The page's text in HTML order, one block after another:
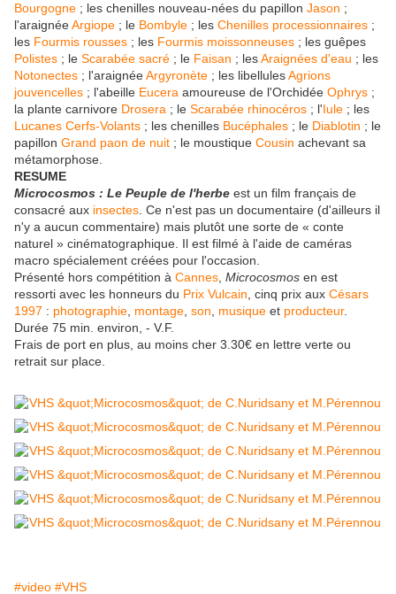
Bourgogne ; les chenilles nouveau-nées du papillon Jason ;
l'araignéeArgiope ; le Bombyle ; les Chenilles processionnaires ;
les Fourmis rousses ; les Fourmis moissonneuses ; les guêpes
Polistes ; le Scarabée sacré ; le Faisan ; lesAraignées d'eau ; les
Notonectes ; l'araignéeArgyronète ; les libellulesAgrions
jouvencelles ; l'abeille Eucera amoureuse de l'Orchidée Ophrys ;
la plante carnivore Drosera ; le Scarabée rhinocéros ; l'Iule ; les
Lucanes Cerfs-Volants ; les chenilles Bucéphales ; le Diablotin ; le
papillon Grand paon de nuit ; le moustique Cousin achevant sa
métamorphose.
RESUME
Microcosmos : Le Peuple de l'herbe est un film français de
consacré aux insectes . Ce n'est pas un documentaire (d'ailleurs il
n'y a aucun commentaire) mais plutôt une sorte de « conte
naturel » cinématographique. Il est filmé à l'aide de caméras
macro spécialement créées pour l'occasion.
Présenté hors compétition à Cannes Microcosmos en est
ressorti avec les honneurs du Prix Vulcain , cinq prix aux Césars
1997 : photographie montage son musique et producteur.
Durée 75 min. environ, - V.F.
Frais de port en plus, au moins cher 3.30€ en lettre verte ou
retrait sur place.
#video #VHS